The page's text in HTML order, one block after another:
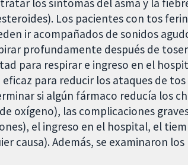
los síntomas del asma y la
Los pacientes con tos
ir acompañados de sonidos
profundamente después de
para respirar e ingreso en el
para reducir los ataques de
si algún fármaco reducía los
oxígeno), las complicaciones
el ingreso en el hospital, el
causa). Además, se examinaron